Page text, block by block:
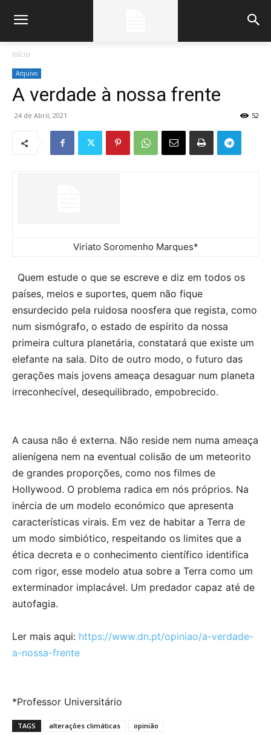
Início
Arquivo
A verdade à nossa frente
24 de Abril, 2021 52
Viriato Soromenho Marques*
Quem estude o que se escreve e diz em todos os
países, meios e suportes, quem não fique
ensurdecido pela ruidosa noosfera que regista, como
num sismógrafo, o estado de espírito da nossa
primeira cultura planetária, constatará que existe um
elefante na sala. Dito de outro modo, o futuro das
gerações mais jovens ameaça desaguar num planeta
irreconhecível, desequilibrado, empobrecido.
A causa não é externa. Não reside nem numa ameaça
alienígena nem na eventual colisão de um meteorito
de grandes proporções, como nos filmes de
Hollywood. O problema radica em nós próprios. Na
inércia de um modelo económico que apresenta
características virais. Em vez de habitar a Terra de
um modo simbiótico, respeitando os limites que a
ética decreta e o conhecimento científico identifica
com rigor, esse modelo atua sobre a Terra como um
exterminador implacável. Um predador capaz até de
autofagia.
Ler mais aqui: https://www.dn.pt/opiniao/a-verdade-
a-nossa-frente
*Professor Universitário
TAGS alterações climáticas opinião